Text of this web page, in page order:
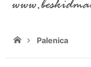
Palenica